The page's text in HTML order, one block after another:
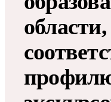
области,